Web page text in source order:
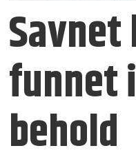
funnet
behold